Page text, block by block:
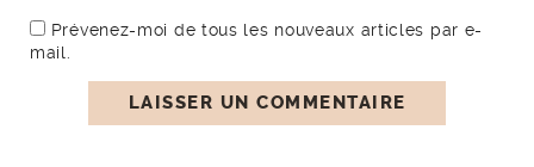
Prévenez-moi de tous les nouveaux articles par e-
mail.